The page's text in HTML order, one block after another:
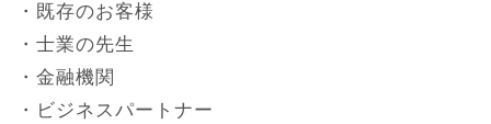
・既存のお客様
・士業の先生
・金融機関
・ビジネスパートナー